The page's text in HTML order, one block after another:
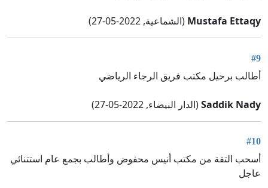
Mustafa Ettaqy (الشماعية, 2022-05-27)
#9
أطالب برحيل مكتب فريق الرجاء الرياضي
Saddik Nady(الدار البيضاء, 2022-05-27)
#10
أسحب التقة من مكتب أنيس محفوض وأطالب بجمع عام استتنائي
عاجل